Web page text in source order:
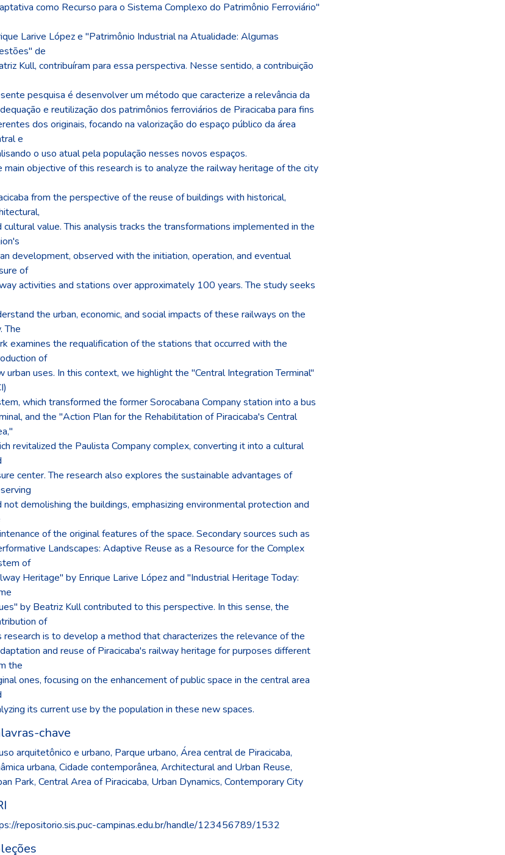
como Recurso para o Sistema Complexo do Patrimônio Ferroviário"
Larive López e "Patrimônio Industrial na Atualidade: Algumas
de
Kull, contribuíram para essa perspectiva. Nesse sentido, a contribuição
pesquisa é desenvolver um método que caracterize a relevância da
e reutilização dos patrimônios ferroviários de Piracicaba para fins
dos originais, focando na valorização do espaço público da área
e
o uso atual pela população nesses novos espaços.
main objective of this research is to analyze the railway heritage of the city
from the perspective of the reuse of buildings with historical,
cultural value. This analysis tracks the transformations implemented in the
development, observed with the initiation, operation, and eventual
of
activities and stations over approximately 100 years. The study seeks
the urban, economic, and social impacts of these railways on the
The
examines the requalification of the stations that occurred with the
of
urban uses. In this context, we highlight the "Central Integration Terminal"
which transformed the former Sorocabana Company station into a bus
and the "Action Plan for the Rehabilitation of Piracicaba's Central
revitalized the Paulista Company complex, converting it into a cultural
center. The research also explores the sustainable advantages of
not demolishing the buildings, emphasizing environmental protection and
of the original features of the space. Secondary sources such as
Landscapes: Adaptive Reuse as a Resource for the Complex
of
Heritage" by Enrique Larive López and "Industrial Heritage Today:
by Beatriz Kull contributed to this perspective. In this sense, the
of
research is to develop a method that characterizes the relevance of the
and reuse of Piracicaba's railway heritage for purposes different
the
ones, focusing on the enhancement of public space in the central area
its current use by the population in these new spaces.
chave
arquitetônico e urbano, Parque urbano, Área central de Piracicaba,
urbana, Cidade contemporânea, Architectural and Urban Reuse,
Park, Central Area of Piracicaba, Urban Dynamics, Contemporary City
repositorio.sis.puc-campinas.edu.br/handle/123456789/1532